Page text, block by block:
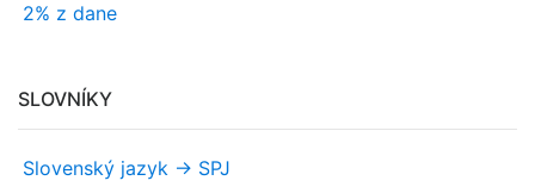
2% z dane
SLOVNÍKY
Slovenský jazyk -> SPJ